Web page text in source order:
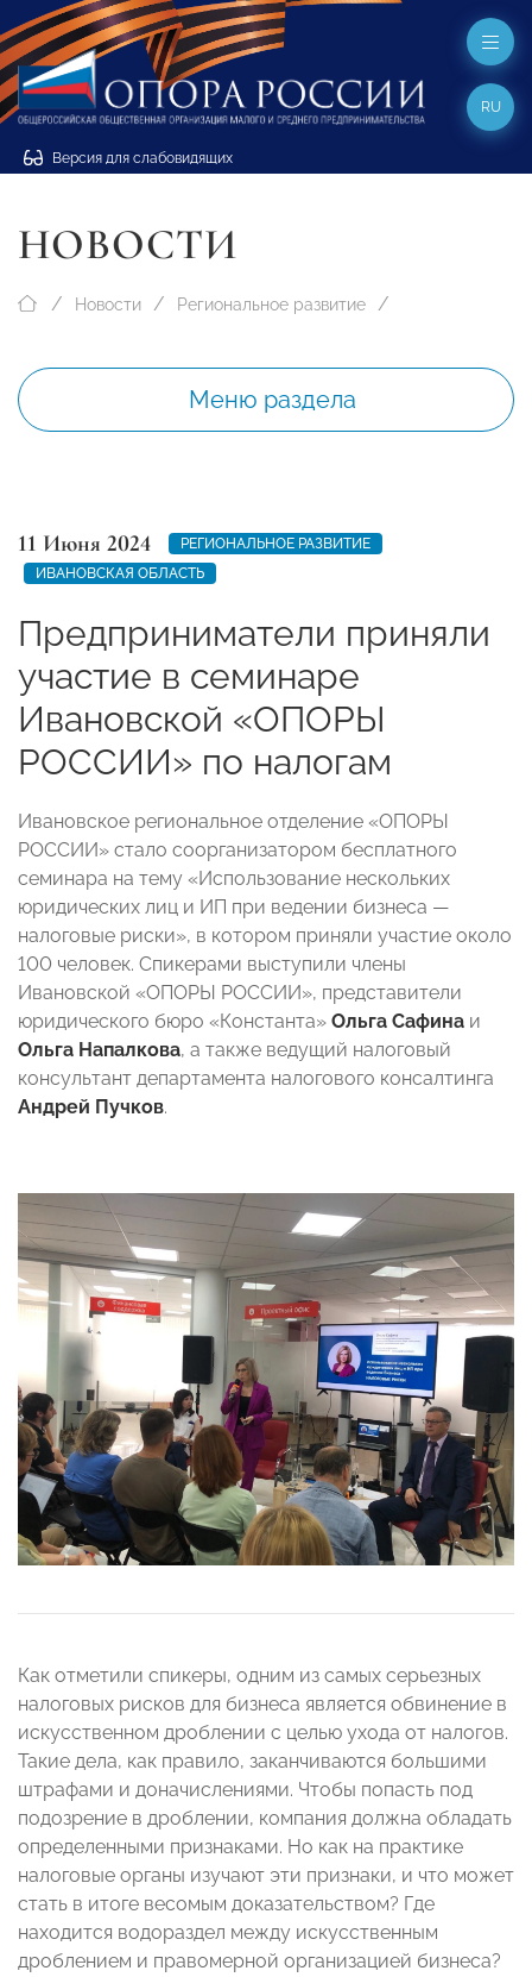
Версия для слабовидящих
RU
НОВОСТИ
Новости Региональное развитие
Меню раздела
11 Июня 2024
РЕГИОНАЛЬНОЕ РАЗВИТИЕ
ИВАНОВСКАЯ ОБЛАСТЬ
Предприниматели приняли
участие в семинаре
Ивановской «ОПОРЫ
РОССИИ» по налогам
Ивановское региональное отделение «ОПОРЫ
РОССИИ» стало соорганизатором бесплатного
семинара на тему «Использование нескольких
юридических лиц и ИП при ведении бизнеса —
налоговые риски», в котором приняли участие около
100 человек. Спикерами выступили члены
Ивановской «ОПОРЫ РОССИИ», представители
юридического бюро «Константа» Ольга Сафина и
Ольга Напалкова, а также ведущий налоговый
консультант департамента налогового консалтинга
Андрей Пучков.
Как отметили спикеры, одним из самых серьезных
налоговых рисков для бизнеса является обвинение в
искусственном дроблении с целью ухода от налогов.
Такие дела, как правило, заканчиваются большими
штрафами и доначислениями. Чтобы попасть под
подозрение в дроблении, компания должна обладать
определенными признаками. Но как на практике
налоговые органы изучают эти признаки, и что может
стать в итоге весомым доказательством? Где
находится водораздел между искусственным
дроблением и правомерной организацией бизнеса?